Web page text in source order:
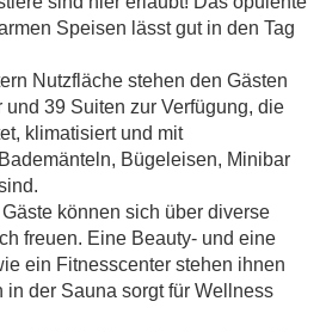
Speisen lässt gut in den Tag
Nutzfläche stehen den Gästen
39 Suiten zur Verfügung, die
klimatisiert und mit
Bügeleisen, Minibar
können sich über diverse
freuen. Eine Beauty- und eine
ein Fitnesscenter stehen ihnen
in der Sauna sorgt für Wellness